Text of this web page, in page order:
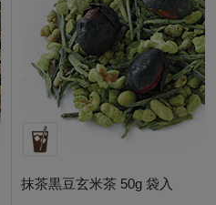
抹茶黒豆玄米茶 50g 袋入